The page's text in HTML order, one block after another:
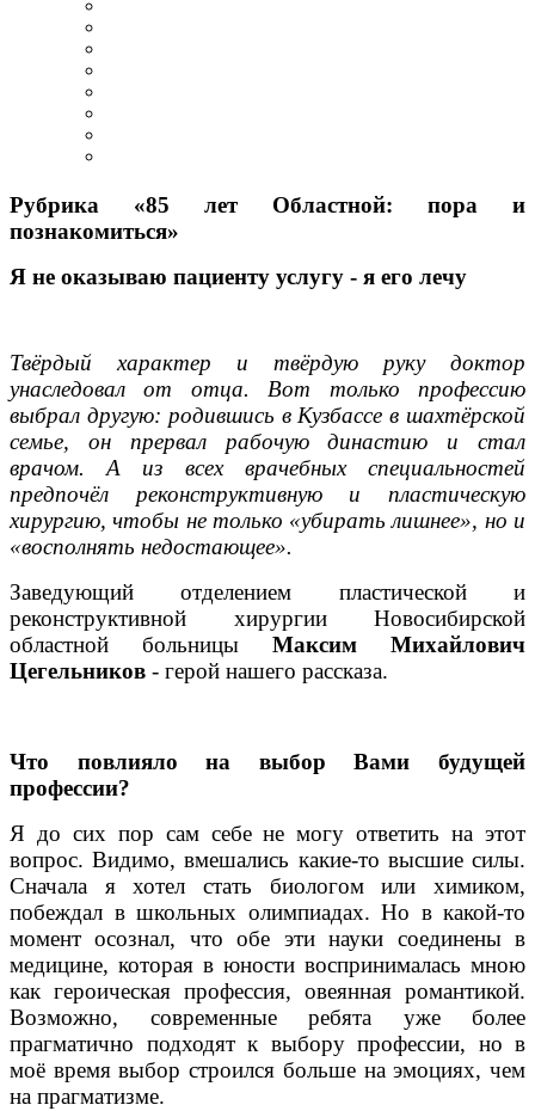
Рубрика «85 лет Областной: пора и
познакомиться»
Я не оказываю пациенту услугу - я его лечу
Твёрдый характер и твёрдую руку доктор
унаследовал от отца. Вот только профессию
выбрал другую: родившись в Кузбассе в шахтёрской
семье, он прервал рабочую династию и стал
врачом. А из всех врачебных специальностей
предпочёл реконструктивную и пластическую
хирургию, чтобы не только «убирать лишнее», но и
«восполнять недостающее».
Заведующий отделением пластической и
реконструктивной хирургии Новосибирской
областной больницы Максим Михайлович
Цегельников - герой нашего рассказа.
Что повлияло на выбор Вами будущей
профессии?
Я до сих пор сам себе не могу ответить на этот
вопрос. Видимо, вмешались какие-то высшие силы.
Сначала я хотел стать биологом или химиком,
побеждал в школьных олимпиадах. Но в какой-то
момент осознал, что обе эти науки соединены в
медицине, которая в юности воспринималась мною
как героическая профессия, овеянная романтикой.
Возможно, современные ребята уже более
прагматично подходят к выбору профессии, но в
моё время выбор строился больше на эмоциях, чем
на прагматизме.